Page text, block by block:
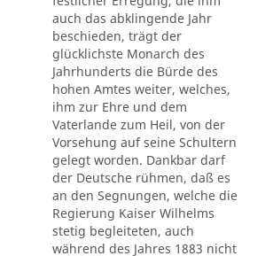
auch das abklingende Jahr
beschieden, trägt der
glücklichste Monarch des
Jahrhunderts die Bürde des
hohen Amtes weiter, welches,
ihm zur Ehre und dem
Vaterlande zum Heil, von der
Vorsehung auf seine Schultern
gelegt worden. Dankbar darf
der Deutsche rühmen, daß es
an den Segnungen, welche die
Regierung Kaiser Wilhelms
stetig begleiteten, auch
während des Jahres 1883 nicht